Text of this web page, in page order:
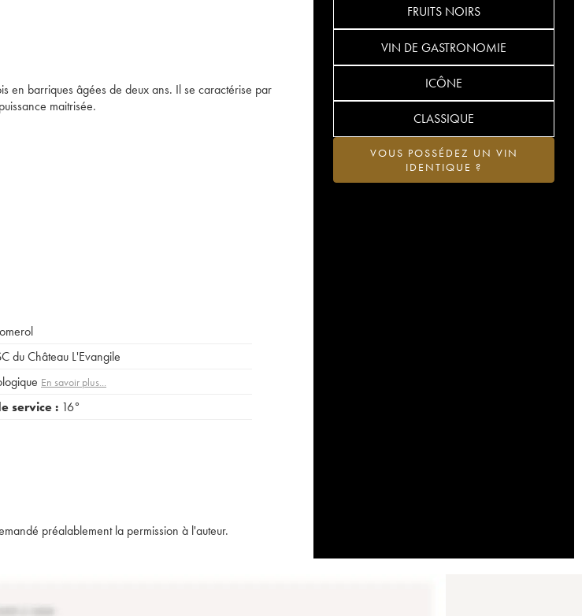
en barriques âgées de deux ans. Il se caractérise par
maitrisée.
FRUITS NOIRS
VIN DE GASTRONOMIE
ICÔNE
CLASSIQUE
VOUS POSSÉDEZ UN VIN
IDENTIQUE ?
du Château L'Evangile
En savoir plus...
service : 16°
préalablement la permission à l'auteur.